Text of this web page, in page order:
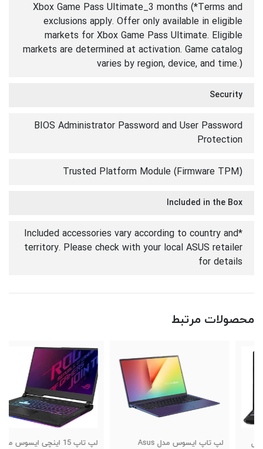
Xbox Game Pass Ultimate_3 months (*Terms and
exclusions apply. Offer only available in eligible
markets for Xbox Game Pass Ultimate. Eligible
markets are determined at activation. Game catalog
varies by region, device, and time.)
Security
BIOS Administrator Password and User Password
Protection
Trusted Platform Module (Firmware TPM)
Included in the Box
*Included accessories vary according to country and
territory. Please check with your local ASUS retailer
for details
محصولات مرتبط
لپ تاپ ایسوس مدل Asus
لپ تاپ 15 اینچی ایسوس مدل